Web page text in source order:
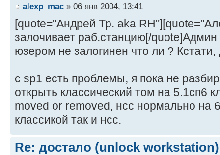
alexp_mac » 06 янв 2004, 13:41
[quote="Андрей Тр. aka
залочивает раб.станцию[/
юзером не залогинен что ли ?
c sp1 есть проблемы, я пока не
открыть классический том на 5.1сп6
moved or removed, нсс нормально на
классикой так и нсс.
Re: достало (unlock workstation)